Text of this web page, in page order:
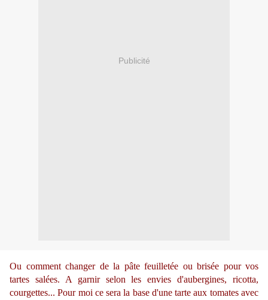
Publicité
Ou comment changer de la pâte feuilletée ou brisée pour vos
tartes salées. A garnir selon les envies d'aubergines, ricotta,
courgettes... Pour moi ce sera la base d'une tarte aux tomates avec